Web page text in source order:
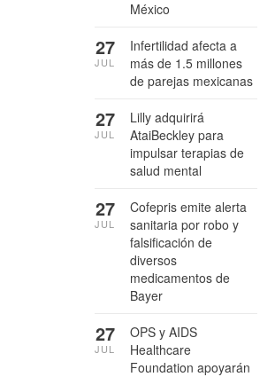
México
Infertilidad afecta a
más de 1.5 millones
de parejas mexicanas
27
JUL
Lilly adquirirá
AtaiBeckley para
impulsar terapias de
salud mental
27
JUL
Cofepris emite alerta
sanitaria por robo y
falsificación de
diversos
medicamentos de
Bayer
27
JUL
OPS y AIDS
Healthcare
Foundation apoyarán
27
JUL